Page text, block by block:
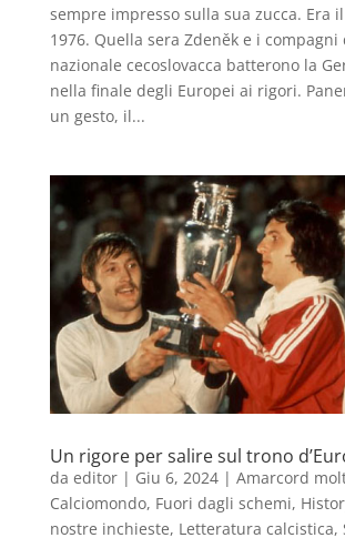
sempre impresso sulla sua zucca. Era
1976. Quella sera Zdeněk e i compagni
nazionale cecoslovacca batterono la
nella finale degli Europei ai rigori.
un gesto, il...
Un rigore per salire sul trono
da editor| Giu 6, 2024| Amarcord
Calciomondo, Fuori dagli schemi,
nostre inchieste, Letteratura calcistica,